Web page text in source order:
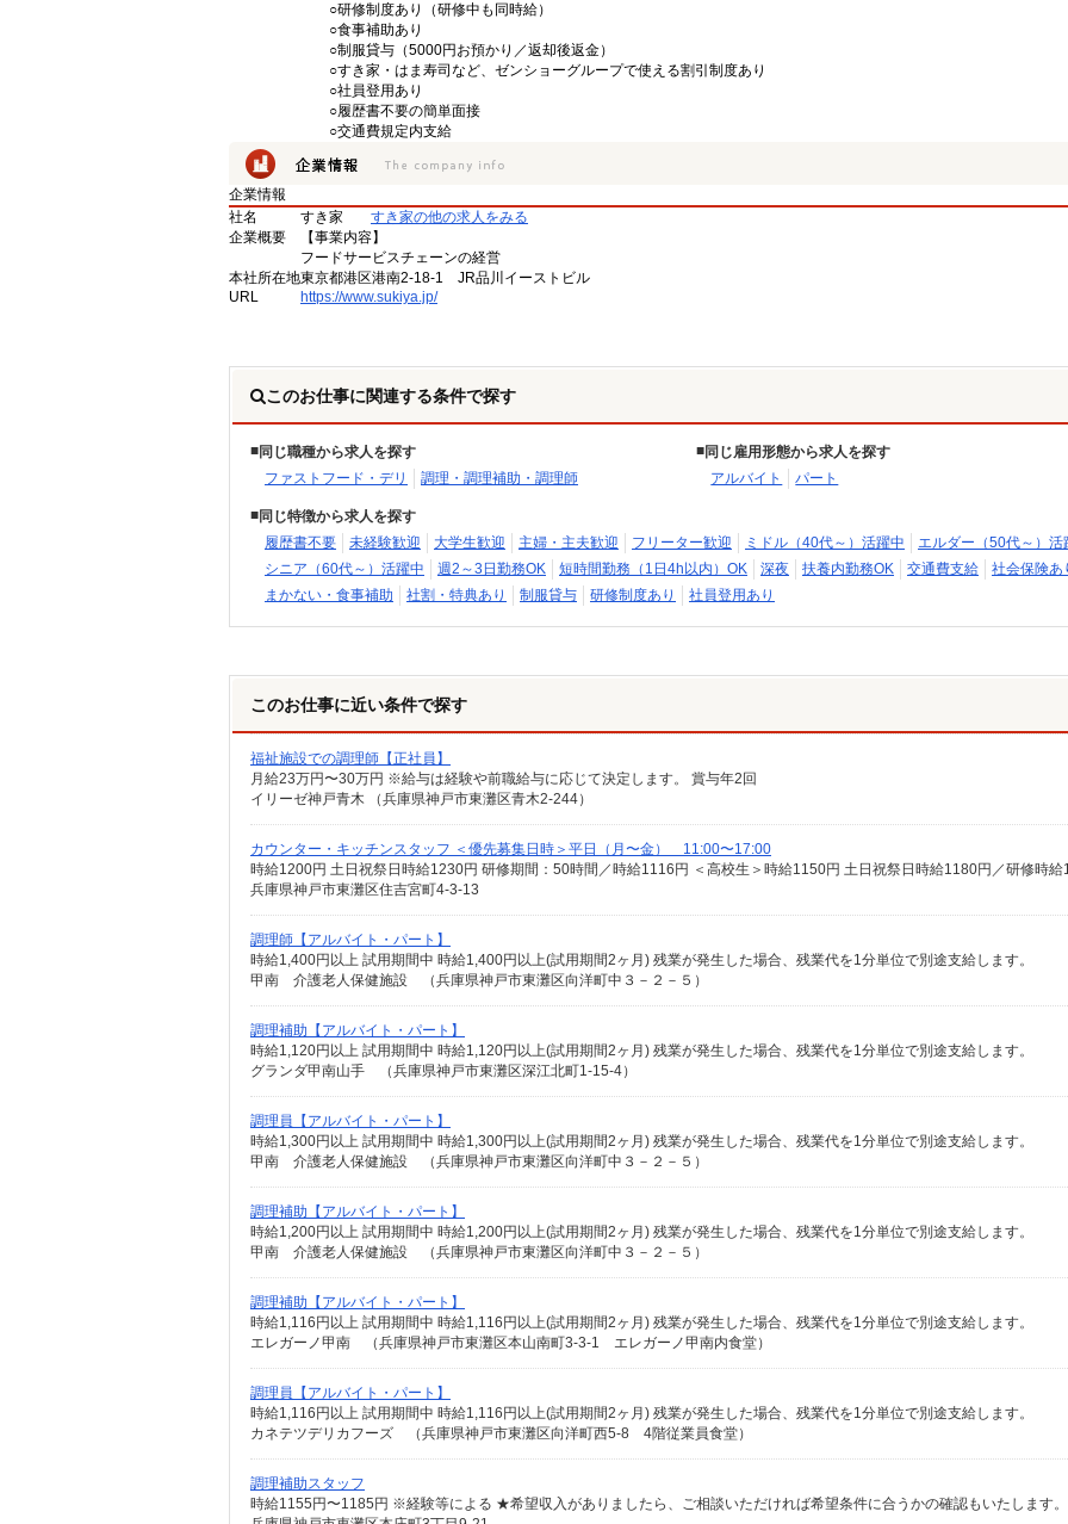
○研修制度あり（研修中も同時給）
○食事補助あり
○制服貸与（5000円お預かり／返却後返金）
○すき家・はま寿司など、ゼンショーグループで使える割引制度あり
○社員登用あり
○履歴書不要の簡単面接
○交通費規定内支給
企業情報
社名
すき家
すき家の他の求人をみる
企業概要
【事業内容】
フードサービスチェーンの経営
本社所在地東京都港区港南2-18-1 JR品川イーストビル
URL
https://www.sukiya.jp/
このお仕事に関連する条件で探す
同じ職種から求人を探す
ファストフード・デリ
調理・調理補助・調理師
同じ雇用形態から求人を探す
アルバイト
パート
同じ特徴から求人を探す
履歴書不要
未経験歓迎 大学生歓迎 主婦・主夫歓迎 フリーター歓迎 ミドル（40代～）活躍中
エルダー（50代～）活
シニア（60代～）活躍中
週2～3日勤務OK 短時間勤務（1日4h以内）OK 深夜 扶養内勤務OK 交通費支給
社会保険あ
まかない・食事補助
社割・特典あり 制服貸与 研修制度あり 社員登用あり
このお仕事に近い条件で探す
福祉施設での調理師【正社員】
月給23万円〜30万円 ※給与は経験や前職給与に応じて決定します。 賞与年2回
イリーゼ神戸青木 （兵庫県神戸市東灘区青木2-244）
カウンター・キッチンスタッフ ＜優先募集日時＞平日（月〜金） 11:00〜17:00
時給1200円 土日祝祭日時給1230円 研修期間：50時間／時給1116円 ＜高校生＞時給1150円 土日祝祭日時給1180円／研修時給
兵庫県神戸市東灘区住吉宮町4-3-13
調理師【アルバイト・パート】
時給1,400円以上 試用期間中 時給1,400円以上(試用期間2ヶ月) 残業が発生した場合、残業代を1分単位で別途支給します。
甲南 介護老人保健施設 （兵庫県神戸市東灘区向洋町中３－２－５）
調理補助【アルバイト・パート】
時給1,120円以上 試用期間中 時給1,120円以上(試用期間2ヶ月) 残業が発生した場合、残業代を1分単位で別途支給します。
グランダ甲南山手 （兵庫県神戸市東灘区深江北町1-15-4）
調理員【アルバイト・パート】
時給1,300円以上 試用期間中 時給1,300円以上(試用期間2ヶ月) 残業が発生した場合、残業代を1分単位で別途支給します。
甲南 介護老人保健施設 （兵庫県神戸市東灘区向洋町中３－２－５）
調理補助【アルバイト・パート】
時給1,200円以上 試用期間中 時給1,200円以上(試用期間2ヶ月) 残業が発生した場合、残業代を1分単位で別途支給します。
甲南 介護老人保健施設 （兵庫県神戸市東灘区向洋町中３－２－５）
調理補助【アルバイト・パート】
時給1,116円以上 試用期間中 時給1,116円以上(試用期間2ヶ月) 残業が発生した場合、残業代を1分単位で別途支給します。
エレガーノ甲南 （兵庫県神戸市東灘区本山南町3-3-1 エレガーノ甲南内食堂）
調理員【アルバイト・パート】
時給1,116円以上 試用期間中 時給1,116円以上(試用期間2ヶ月) 残業が発生した場合、残業代を1分単位で別途支給します。
カネテツデリカフーズ （兵庫県神戸市東灘区向洋町西5-8 4階従業員食堂）
調理補助スタッフ